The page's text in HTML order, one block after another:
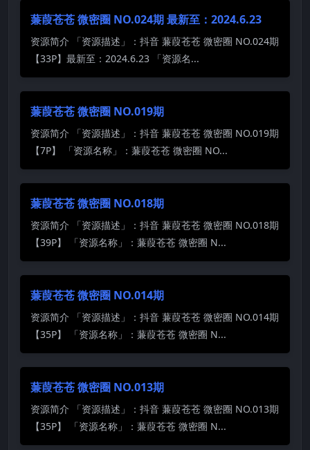
蒹葭苍苍 微密圈 NO.024期 最新至：2024.6.23
资源简介 「资源描述」：抖音 蒹葭苍苍 微密圈 NO.024期
【33P】最新至：2024.6.23 「资源名...
蒹葭苍苍 微密圈 NO.019期
资源简介 「资源描述」：抖音 蒹葭苍苍 微密圈 NO.019期
【7P】 「资源名称」：蒹葭苍苍 微密圈 NO...
蒹葭苍苍 微密圈 NO.018期
资源简介 「资源描述」：抖音 蒹葭苍苍 微密圈 NO.018期
【39P】 「资源名称」：蒹葭苍苍 微密圈 N...
蒹葭苍苍 微密圈 NO.014期
资源简介 「资源描述」：抖音 蒹葭苍苍 微密圈 NO.014期
【35P】 「资源名称」：蒹葭苍苍 微密圈 N...
蒹葭苍苍 微密圈 NO.013期
资源简介 「资源描述」：抖音 蒹葭苍苍 微密圈 NO.013期
【35P】 「资源名称」：蒹葭苍苍 微密圈 N...